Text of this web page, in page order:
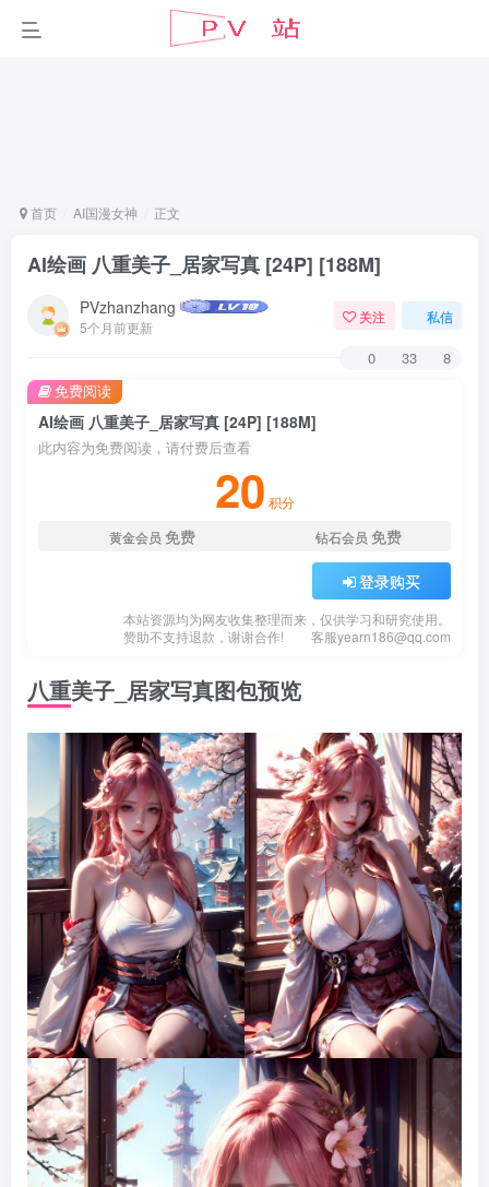
首页 AI国漫女神 正文
AI绘画 八重美子_居家写真 [24P] [188M]
PVzhanzhang
5个月前更新
关注 私信
0 33 8
AI绘画 八重美子_居家写真 [24P] [188M]
此内容为免费阅读，请付费后查看
20 积分
黄金会员 免费 钻石会员 免费
登录购买
本站资源均为网友收集整理而来，仅供学习和研究使用。
赞助不支持退款，谢谢合作!
客服yearn186@qq.com
免费阅读
八重美子_居家写真图包预览